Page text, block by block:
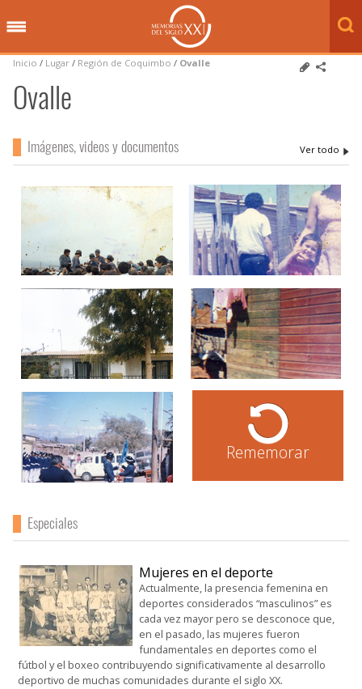
Inicio / Lugar / Región de Coquimbo / Ovalle
Ovalle
Imágenes, videos y documentos
Rememorar
Especiales
Mujeres en el deporte
Actualmente, la presencia femenina en
deportes considerados “masculinos” es
cada vez mayor pero se desconoce que,
en el pasado, las mujeres fueron
fundamentales en deportes como el
fútbol y el boxeo contribuyendo significativamente al desarrollo
deportivo de muchas comunidades durante el siglo XX.